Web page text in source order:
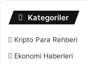
Kategoriler
Kripto Para Rehberi
Ekonomi Haberleri